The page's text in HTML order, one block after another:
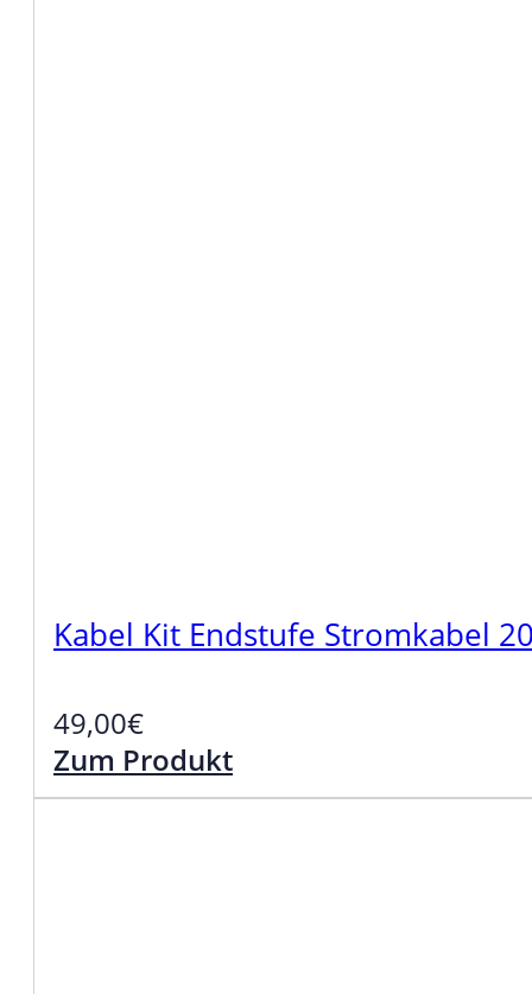
Kabel Kit Endstufe Stromkabel
49,00€
Zum Produkt